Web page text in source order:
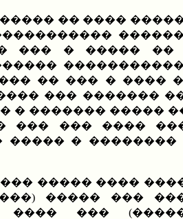
������ ���� ��
�������
�� �����
��� ��� ���� �
���� �������
������ �����
� ����� ����
����� �������� �
����� ���� �����
������� ���
(�������)